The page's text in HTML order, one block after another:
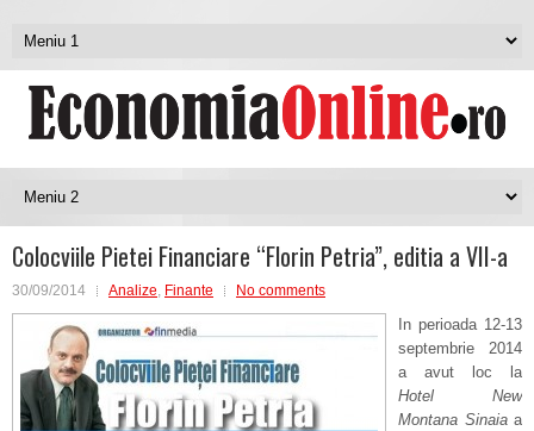
Colocviile Pietei Financiare “Florin Petria”, editia a VII-a
30/09/2014 Analize, Finante No comments
In perioada 12-13
septembrie 2014
a avut loc la
Hotel New
Montana Sinaiaa